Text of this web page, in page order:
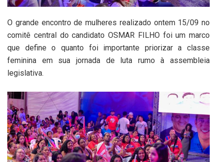
O grande encontro de mulheres realizado ontem 15/09 no
comitê central do candidato OSMAR FILHO foi um marco
que define o quanto foi importante priorizar a classe
feminina em sua jornada de luta rumo à assembleia
legislativa.